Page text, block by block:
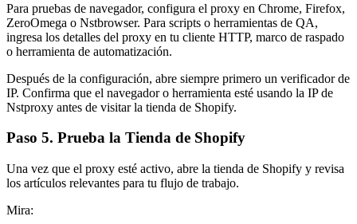
Para pruebas de navegador, configura el proxy en Chrome, Firefox,
ZeroOmega o Nstbrowser. Para scripts o herramientas de QA,
ingresa los detalles del proxy en tu cliente HTTP, marco de raspado
o herramienta de automatización.
Después de la configuración, abre siempre primero un verificador de
IP. Confirma que el navegador o herramienta esté usando la IP de
Nstproxy antes de visitar la tienda de Shopify.
Paso 5. Prueba la Tienda de Shopify
Una vez que el proxy esté activo, abre la tienda de Shopify y revisa
los artículos relevantes para tu flujo de trabajo.
Mira: